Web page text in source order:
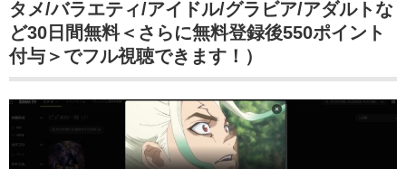
タメ/バラエティ/アイドル/グラビア/アダルトな
ど30日間無料＜さらに無料登録後550ポイント
付与＞でフル視聴できます！）